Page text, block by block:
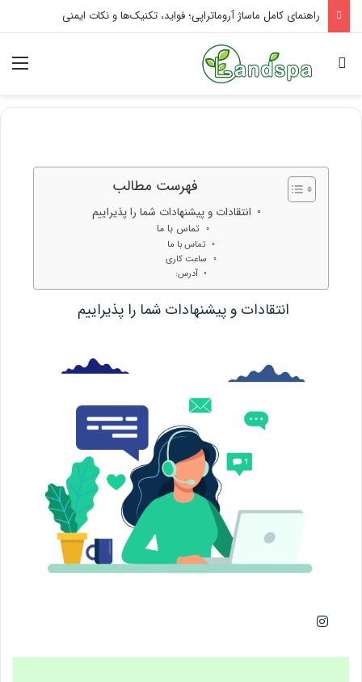
راهنمای کامل ماساژ آروماتراپی؛ فواید، تکنیک‌ها و نکات ایمنی
فهرست مطالب
انتقادات و پیشنهادات شما را پذیراییم
تماس با ما
تماس با ما
ساعت کاری
آدرس:
انتقادات و پیشنهادات شما را پذیراییم